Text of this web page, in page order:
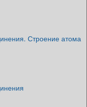
Строение атома